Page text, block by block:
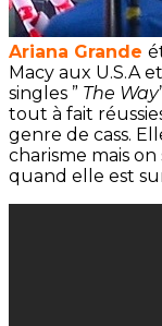
Ariana Grande
Macy aux U.S.A
singles ” The Way
tout à fait
genre de cass.
charisme mais
quand elle est